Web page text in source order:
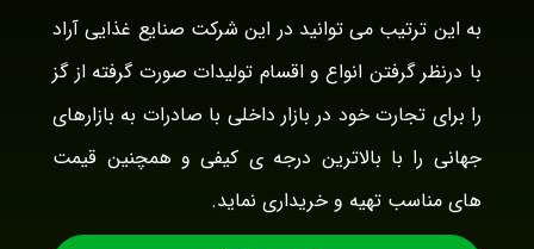
به این ترتیب می توانید در این شرکت صنایع غذایی آراد
با درنظر گرفتن انواع و اقسام تولیدات صورت گرفته از گز
را برای تجارت خود در بازار داخلی با صادرات به بازارهای
جهانی را با بالاترین درجه ی کیفی و همچنین قیمت
های مناسب تهیه و خریداری نماید.